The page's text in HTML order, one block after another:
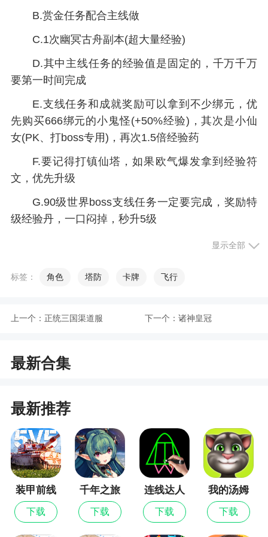
B.赏金任务配合主线做
C.1次幽冥古舟副本(超大量经验)
D.其中主线任务的经验值是固定的，千万千万
要第一时间完成
E.支线任务和成就奖励可以拿到不少绑元，优
先购买666绑元的小鬼怪(+50%经验)，其次是小仙
女(PK、打boss专用)，再次1.5倍经验药
F.要记得打镇仙塔，如果欧气爆发拿到经验符
文，优先升级
G.90级世界boss支线任务一定要完成，奖励特
级经验丹，一口闷掉，秒升5级
H.铜币优先强化防具来完成天书寻主一卷任
本。幽冥古舟经验与战力和等级挂钩，所以记得要
I.首充礼包赠送的红装武器和时装能提升两万左
验药先留着哦
A.四灵古阵
B.决战青云&仙灵幻境配合主线做
C.1~2次幽冥古舟副本(超大量经验)
D.转职任务
E.四灵古阵经验丹能提供大量经验，欧气爆发
显示全部
标签： 角色 塔防 卡牌 飞行
上一个： 正统三国渠道服 下一个： 诸神皇冠
最新合集
最新推荐
装甲前线
下载
千年之旅
下载
连线达人
下载
我的汤姆
猫
下载